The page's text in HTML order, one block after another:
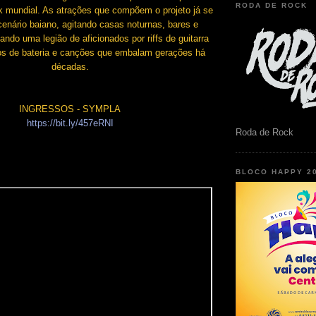
mundial. As atrações que compõem o projeto já se
baiano, agitando casas noturnas, bares e
uma legião de aficionados por riffs de guitarra
de bateria e canções que embalam gerações há
décadas.
INGRESSOS - SYMPLA
https://bit.ly/457eRNI
RODA DE ROCK
Roda de Rock
BLOCO HAPPY